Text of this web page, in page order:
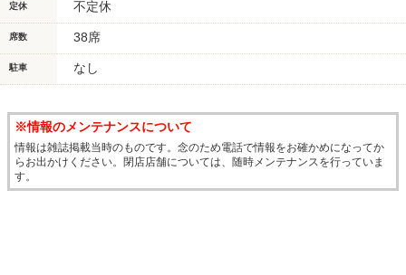
定休 不定休
席数 38席
駐車 なし
※情報のメンテナンスについて
情報は雑誌掲載当時のものです。念のため電話で情報をお確かめになってか
らお出かけください。閉店店舗については、随時メンテナンスを行っていま
す。